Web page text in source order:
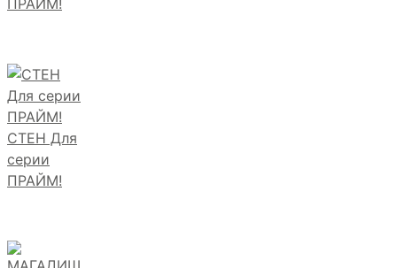
ПРАЙМ!
СТЕН Для
серии
ПРАЙМ!